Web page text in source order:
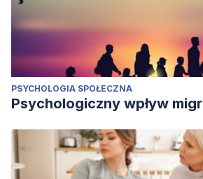
PSYCHOLOGIA SPOŁECZNA
Psychologiczny wpływ